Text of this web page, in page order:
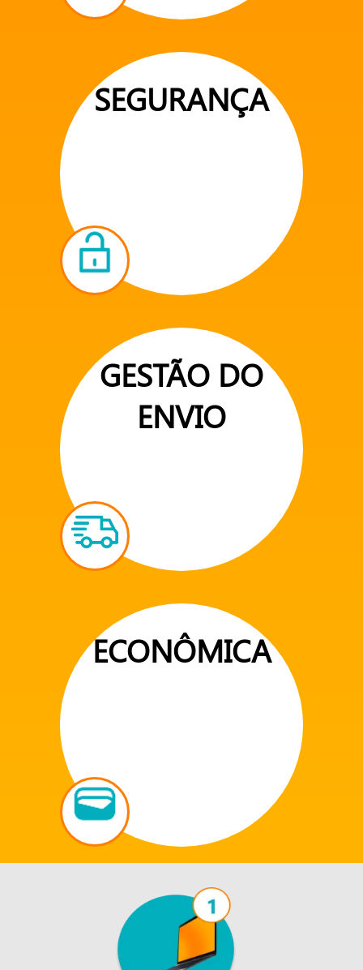
SEGURANÇA
GESTÃO DO
ENVIO
ECONÔMICA